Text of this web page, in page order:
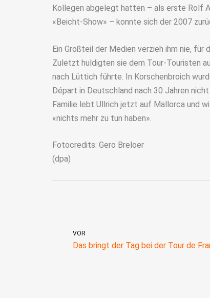
Kollegen abgelegt hatten – als erste Rolf
«Beicht-Show» – konnte sich der 2007
Ein Großteil der Medien verzieh ihm nie, für
Zuletzt huldigten sie dem Tour-Touristen
nach Lüttich führte. In Korschenbroich
Départ in Deutschland nach 30 Jahren
Familie lebt Ullrich jetzt auf Mallorca und
«nichts mehr zu tun haben».
Fotocredits: Gero Breloer
(dpa)
VOR
Das bringt der Tag bei der Tour de